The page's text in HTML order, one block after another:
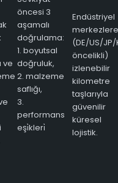
ve
öncesi 3
aşamalı
doğrulama:
1. boyutsal
doğruluk,
2. malzeme
saflığı,
3.
performans
eşi̇kleri̇
Endüstriyel
merkezlere
(DE/US/JP/
öncelikli)
izlenebilir
kilometre
taşlarıyla
güvenilir
küresel
lojistik.